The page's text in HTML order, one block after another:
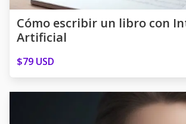
Cómo escribir un libro con
Artificial
$79 USD